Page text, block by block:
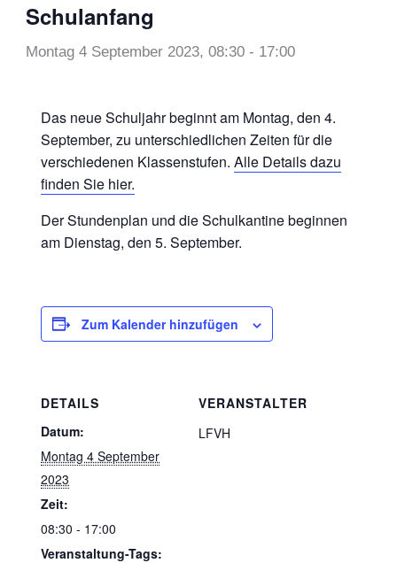
Schulanfang
Montag 4 September 2023, 08:30 - 17:00
Das neue Schuljahr beginnt am Montag, den 4.
September, zu unterschiedlichen Zeiten für die
verschiedenen Klassenstufen.Alle Details dazu
finden Sie hier.
Der Stundenplan und die Schulkantine beginnen
am Dienstag, den 5. September.
Zum Kalender hinzufügen
DETAILS
Datum:
Montag 4 September
2023
Zeit:
08:30 - 17:00
Veranstaltung-Tags:
VERANSTALTER
LFVH